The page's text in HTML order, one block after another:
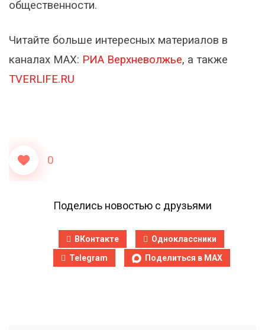
общественности.
Читайте больше интересных материалов в
каналах МАХ: РИА Верхневолжье, а также
TVERLIFE.RU
0
Поделись новостью с друзьями
ВКонтакте
Одноклассники
Telegram
Поделиться в MAX